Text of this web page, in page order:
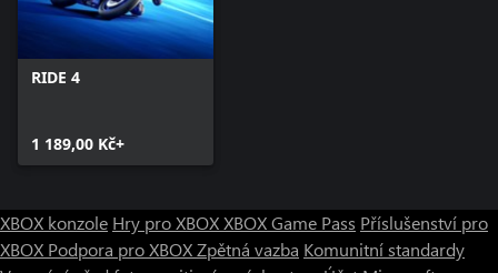
RIDE 4
1 189,00 Kč+
XBOX konzole Hry pro XBOXXBOX Game Pass Příslušenství pro
XBOX Podpora pro XBOXZpětná vazba Komunitní standardy